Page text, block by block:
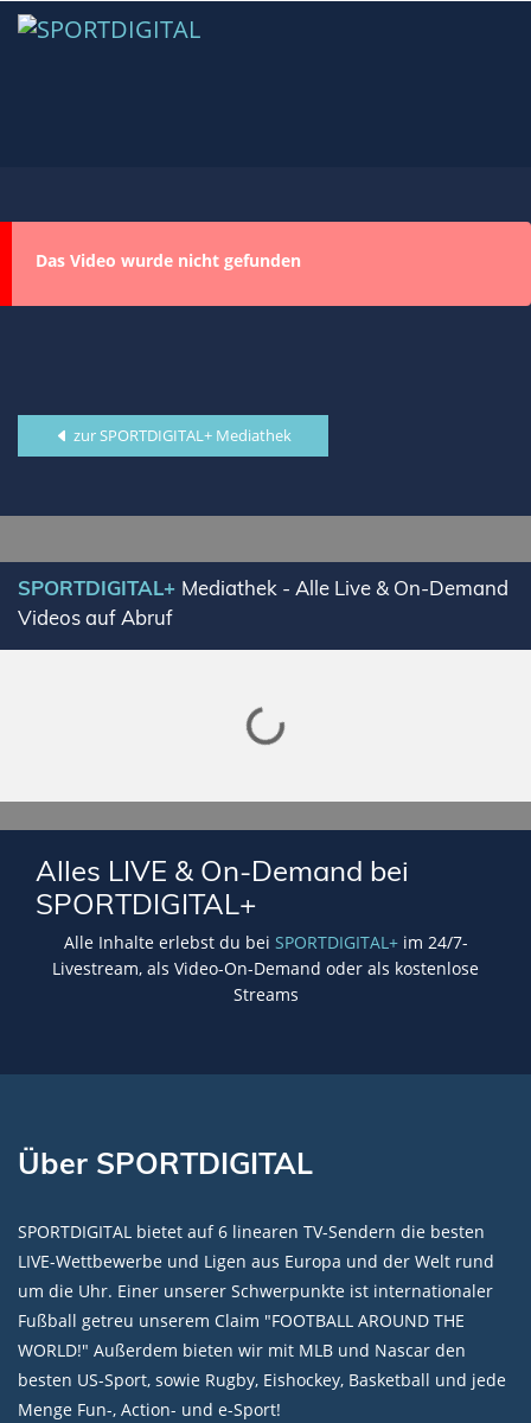
Das Video wurde nicht gefunden
zur SPORTDIGITAL+ Mediathek
SPORTDIGITAL+ Mediathek - Alle Live & On-Demand
Videos auf Abruf
Lade SPORTDIGITAL+ Mediathek
Alles LIVE & On-Demand bei
SPORTDIGITAL+
Alle Inhalte erlebst du bei SPORTDIGITAL+im 24/7-
Livestream, als Video-On-Demand oder als kostenlose
Streams
Über SPORTDIGITAL
SPORTDIGITAL bietet auf 6 linearen TV-Sendern die besten
LIVE-Wettbewerbe und Ligen aus Europa und der Welt rund
um die Uhr. Einer unserer Schwerpunkte ist internationaler
Fußball getreu unserem Claim "FOOTBALL AROUND THE
WORLD!" Außerdem bieten wir mit MLB und Nascar den
besten US-Sport, sowie Rugby, Eishockey, Basketball und jede
Menge Fun-, Action- und e-Sport!